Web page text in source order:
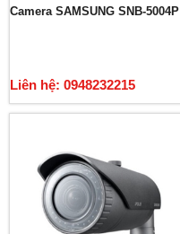
Camera SAMSUNG SNB-5004P
Liên hệ: 0948232215